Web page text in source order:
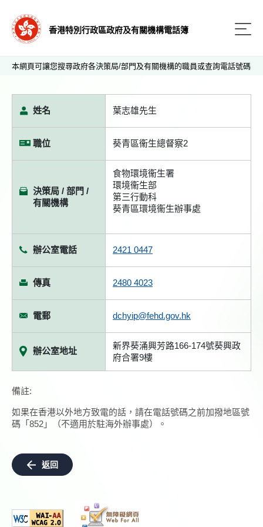
香港特別行政區政府及有關機構電話簿
本網頁可讓您搜尋政府各決策局/部門及有關機構的職員或查詢電話號碼
姓名 葉志雄先生
職位 葵青區衞生總督察2
決策局 / 部門 /
有關機構
食物環境衞生署
環境衞生部
第三行動科
葵青區環境衞生辦事處
辦公室電話 2421 0447
傳真 2480 4023
電郵 dchyip@fehd.gov.hk
辦公室地址
新界葵涌興芳路166-174號葵興政
府合署9樓
備註:
如果在香港以外地方致電的話，請在電話號碼之前加撥地區號
碼「852」（不適用於駐海外辦事處）。
返回